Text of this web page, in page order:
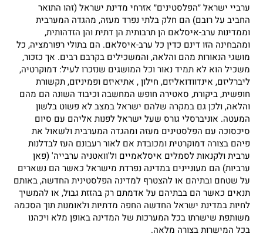
ערביי ישראל ״הפלסטינים״ אזרחי מדינת ישראל (זהו התואר
החביב על רובם) הם חלק בלתי נפרד מעזה, מהגדה המערבית
וממדינות ערב-איסלאם הן תרבותית הן דתית והן הזדהותית,
ומהבחינה הזו דינם כדין כל ערב-איסלאם. הם בתולי רפורמציה, כל
מושגי הנאורות מהם והלאה, והמשכילים בקרבם רבים. אך כזכור,
משכיל הוא לא תמיד נאור וכל המושגים שנזכרו לעיל: דמוקרטיה,
ליברליזם, אינדוודואליזם, חילון , אתיאיזם ופמיניזם, תקשורת
חופשית, ביקורת, סאטירה חופש המחשבה וכיבוד השונה הם מהם
והלאה, ולכן גם במקרה שלהם ישראל במצב לא פשוט בלשון
המעטה. אוניברסלי גורס שעל ישראל לפנות אליהם עם סיום
סיכסוכה עם הפלסטינים מעזה ומהגדה המערבית ולשאול את
פיהם בצורה דמוקרטית ומכובדת אם לאור רעבונם העז לבדלנות
ערבית ולקנאות לסמלים איסלאמיים ול'וואטניה ערבייה' (פאן
ערביות) הם מעוניינים במדינה נפרדת מישראל כאשר הם נשארים
על שטחם ובתיהם או להצטרף למדינה הפלסטינית החדשה, באותם
תנאים כאשר הם בבתיהם על אדמתם רק בהזזת גבול, או להמשיך
לחיות במדינת ישראל החדשה החפה מדתיות ולאומנות תוך הסכמה
משותפת שישרתו בכל המערכות של המדינה באופן מלא ויכהנו
בכל המישרות בצורה מלאה.